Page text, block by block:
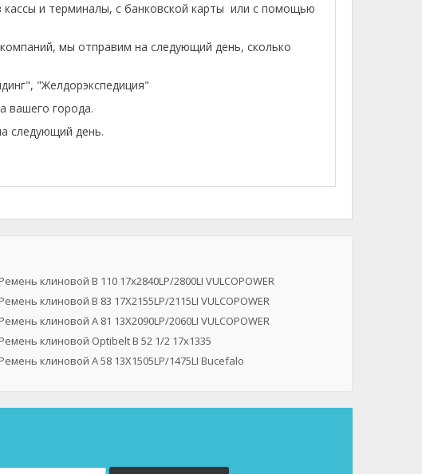
кассы и терминалы, с банковской карты или с помощью
мы отправим на следующий день, сколько
"Желдорэкспедиция"
вашего города.
следующий день.
клиновой B 110 17x2840LP/2800LI VULCOPOWER
клиновой B 83 17X2155LP/2115LI VULCOPOWER
клиновой A 81 13X2090LP/2060LI VULCOPOWER
клиновой Optibelt B 52 1/2 17x1335
клиновой A 58 13X1505LP/1475LI Bucefalo